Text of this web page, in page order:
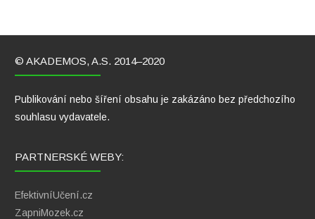
© AKADEMOS, A.S. 2014–2020
Publikování nebo šíření obsahu je zakázáno bez předchozího
souhlasu vydavatele.
PARTNERSKÉ WEBY:
EfektivníUčení.cz
ZapniMozek.cz